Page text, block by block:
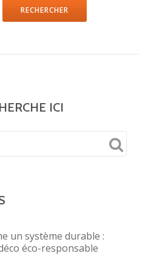
ICI
un système durable :
éco-responsable